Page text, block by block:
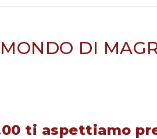
DI
ti aspettiamo